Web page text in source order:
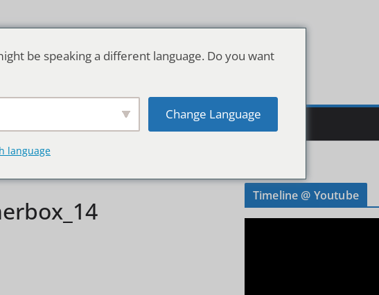
Timeline @ Youtube
be speaking a different language. Do you want
Change Language
language